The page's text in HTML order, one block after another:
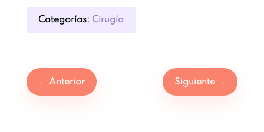
Categorías: Cirugía
← Anterior Siguiente →